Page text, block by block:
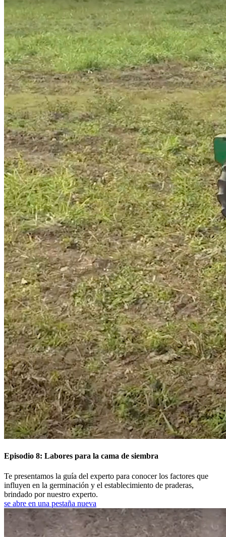
Episodio 8: Labores para la cama de siembra
Te presentamos la guía del experto para conocer los factores que
influyen en la germinación y el establecimiento de praderas,
brindado por nuestro experto.
se abre en una pestaña nueva